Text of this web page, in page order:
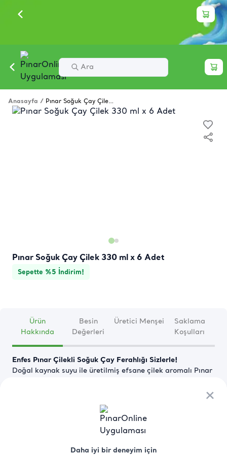
×
Daha iyi bir deneyim için
×
Daha iyi bir deneyim için
Anasayfa / Pınar Soğuk Çay Çilek 330 ml x 6 Adet
Pınar Soğuk Çay Çilek 330 ml x 6 Adet
Sepette %5 İndirim!
Ürün
Hakkında
Besin
Değerleri
Üretici Menşei
Saklama
Koşulları
Enfes Pınar Çilekli Soğuk Çay Ferahlığı Sizlerle!
Doğal kaynak suyu ile üretilmiş efsane çilek aromalı Pınar
Devamını Oku